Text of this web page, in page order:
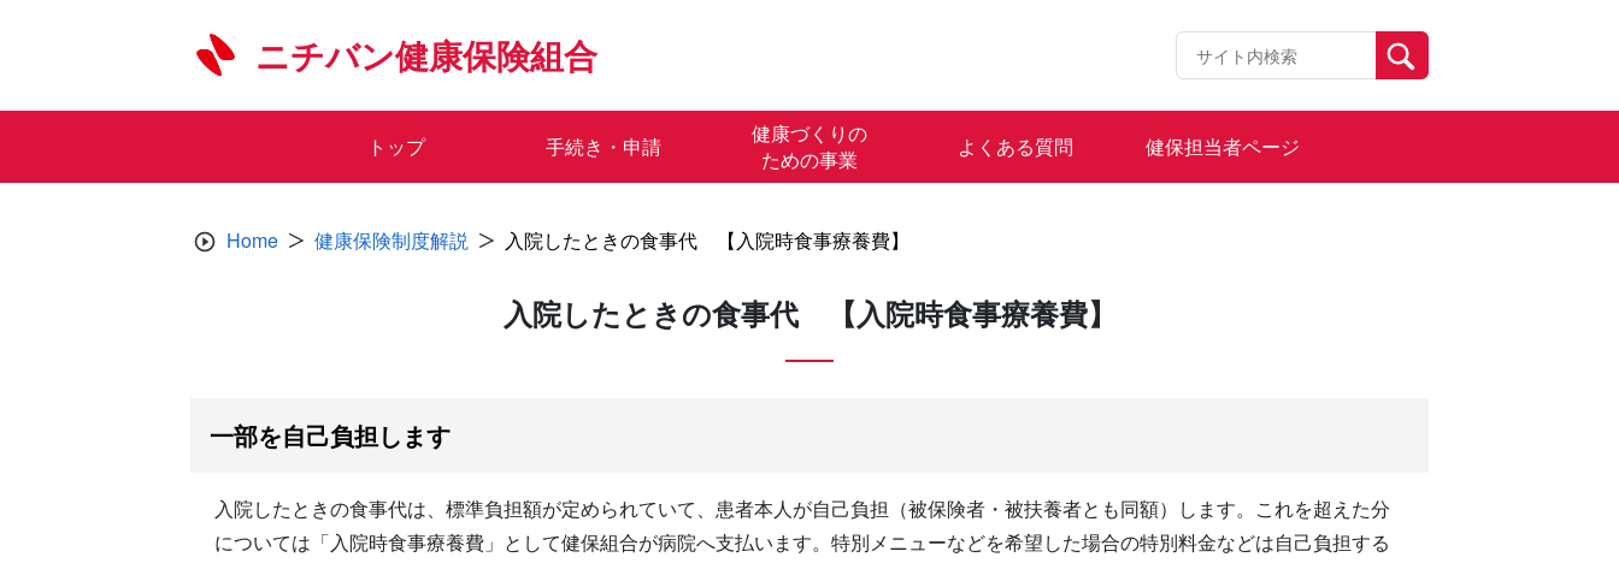
ニチバン健康保険組合
トップ 手続き・申請
健康づくりの
ための事業
よくある質問 健保担当者ページ
Home 健康保険制度解説 入院したときの食事代 【入院時食事療養費】
入院したときの食事代 【入院時食事療養費】
一部を自己負担します
入院したときの食事代は、標準負担額が定められていて、患者本人が自己負担（被保険者・被扶養者とも同額）します。これを超えた分
については「入院時食事療養費」として健保組合が病院へ支払います。特別メニューなどを希望した場合の特別料金などは自己負担する